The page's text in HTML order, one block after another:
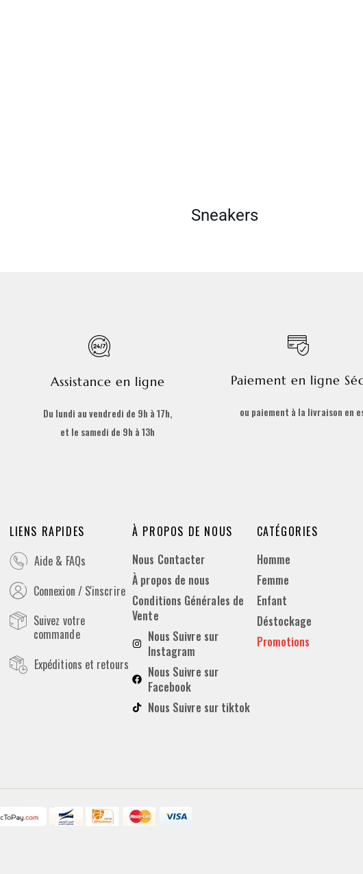
Sneakers
Assistance en ligne
Du lundi au vendredi de 9h à 17h,
et le samedi de 9h à 13h
Paiement en ligne
ou paiement à la livraison en
LIENS RAPIDES
Aide & FAQs
Connexion / S'inscrire
Suivez votre
commande
Expéditions et retours
À PROPOS DE NOUS
Nous Contacter
À propos de nous
Conditions Générales de
Vente
Nous Suivre sur
Instagram
Nous Suivre sur
Facebook
Nous Suivre sur tiktok
CATÉGORIES
Homme
Femme
Enfant
Déstockage
Promotions